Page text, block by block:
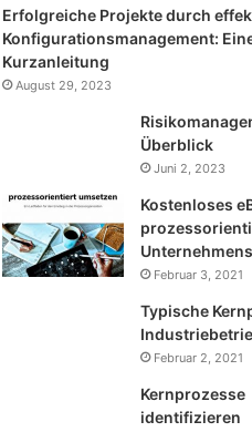
Erfolgreiche Projekte durch
Konfigurationsmanagement:
Kurzanleitung
August 29, 2023
Überblick
Juni 2, 2023
Kostenloses
Februar 3, 2021
Typische
Februar 2, 2021
Kernprozesse
identifizieren